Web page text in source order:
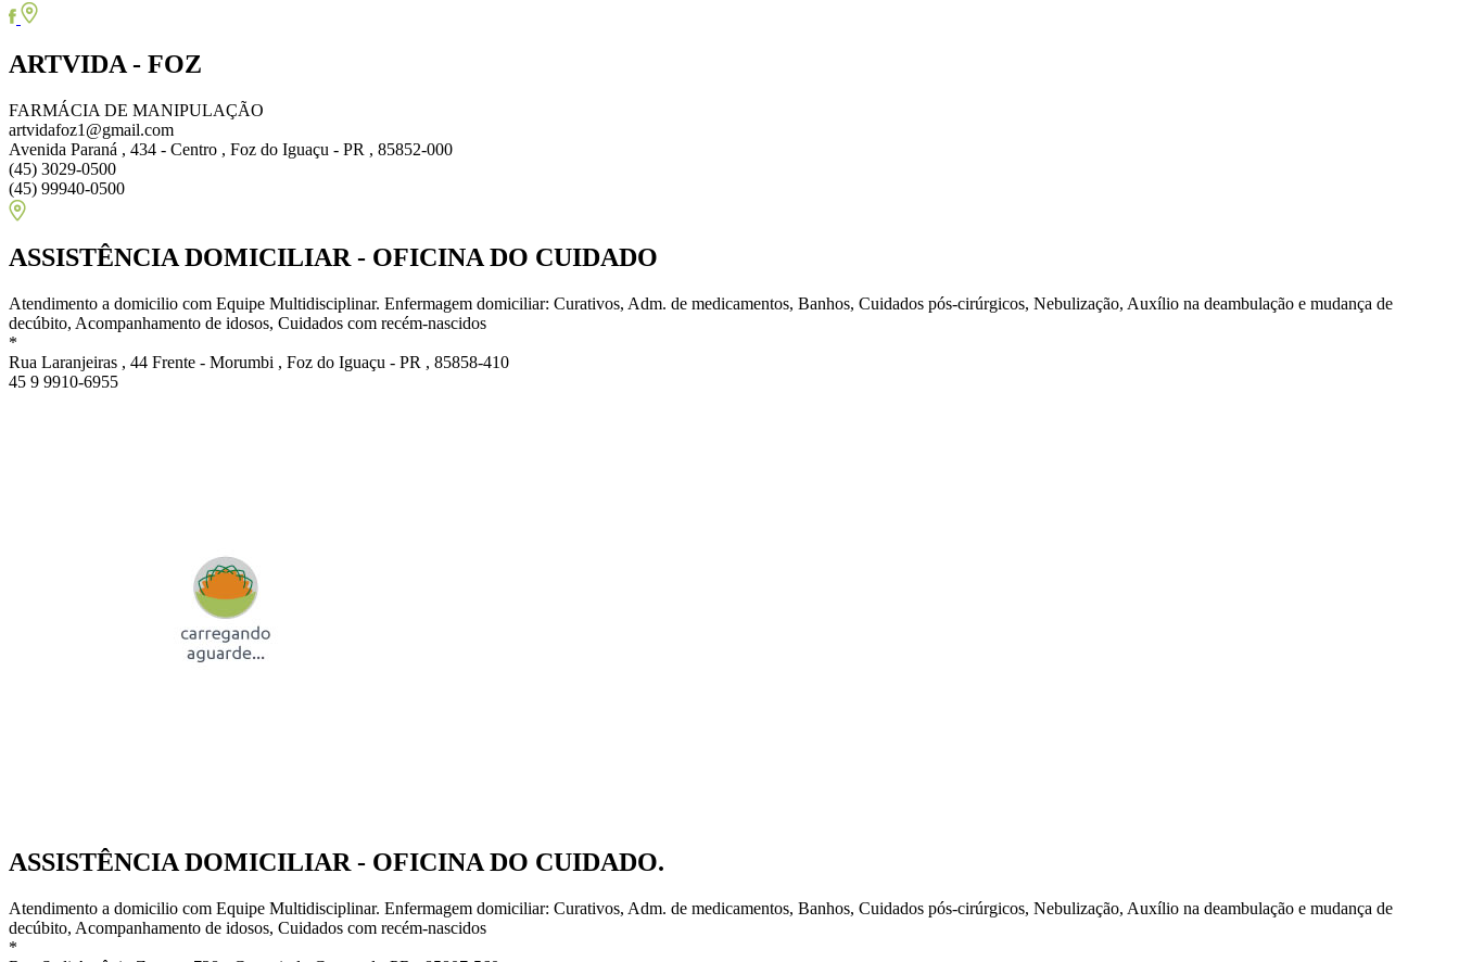
ARTVIDA - FOZ
FARMÁCIA DE MANIPULAÇÃO
artvidafoz1@gmail.com
Avenida Paraná , 434 - Centro , Foz do Iguaçu - PR , 85852-000
(45) 3029-0500
(45) 99940-0500
ASSISTÊNCIA DOMICILIAR - OFICINA DO CUIDADO
Atendimento a domicilio com Equipe Multidisciplinar. Enfermagem domiciliar: Curativos, Adm. de medicamentos, Banhos, Cuidados pós-cirúrgicos, Nebulização, Auxílio na deambulação e mudança de
decúbito, Acompanhamento de idosos, Cuidados com recém-nascidos
*
Rua Laranjeiras , 44 Frente - Morumbi , Foz do Iguaçu - PR , 85858-410
45 9 9910-6955
ASSISTÊNCIA DOMICILIAR - OFICINA DO CUIDADO.
Atendimento a domicilio com Equipe Multidisciplinar. Enfermagem domiciliar: Curativos, Adm. de medicamentos, Banhos, Cuidados pós-cirúrgicos, Nebulização, Auxílio na deambulação e mudança de
decúbito, Acompanhamento de idosos, Cuidados com recém-nascidos
*